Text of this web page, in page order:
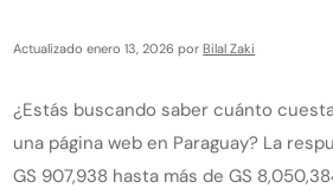
Actualizado enero 13, 2026 porBilal Zaki
¿Estás buscando saber cuánto
una página web en Paraguay? La
GS 907,938 hasta más de GS